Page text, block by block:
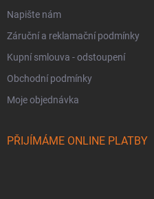
Napište nám
Záruční a reklamační podmínky
Kupní smlouva - odstoupení
Obchodní podmínky
Moje objednávka
PŘIJÍMÁME ONLINE PLATBY